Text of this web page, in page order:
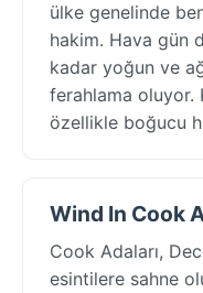
ülke genelinde
hakim. Hava gün
kadar yoğun ve
ferahlama oluyor.
özellikle boğucu
Wind In Cook
Cook Adaları,
esintilere sahne